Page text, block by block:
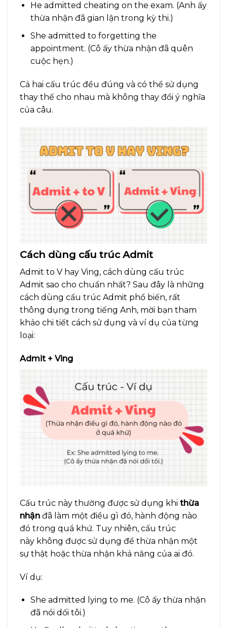
He admitted cheating on the exam. (Anh ấy
thừa nhận đã gian lận trong kỳ thi.)
She admitted to forgetting the
appointment. (Cô ấy thừa nhận đã quên
cuộc hẹn.)
Cả hai cấu trúc đều đúng và có thể sử dụng
thay thế cho nhau mà không thay đổi ý nghĩa
của câu.
Cách dùng cấu trúc Admit
Admit to V hay Ving, cách dùng cấu trúc
Admit sao cho chuẩn nhất? Sau đây là những
cách dùng cấu trúc Admit phổ biến, rất
thông dụng trong tiếng Anh, mời bạn tham
khảo chi tiết cách sử dụng và ví dụ của từng
loại:
Admit + Ving
Cấu trúc này thường được sử dụng khi thừa
nhận đã làm một điều gì đó, hành động nào
đó trong quá khứ. Tuy nhiên, cấu trúc
này không được sử dụng để thừa nhận một
sự thật hoặc thừa nhận khả năng của ai đó.
Ví dụ:
She admitted lying to me. (Cô ấy thừa nhận
đã nói dối tôi.)